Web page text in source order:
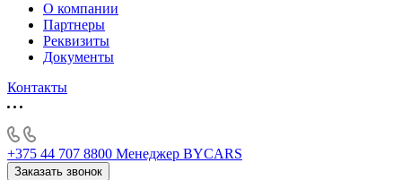
О компании
Партнеры
Реквизиты
Документы
Контакты
+375 44 707 8800 Менеджер BYCARS
Заказать звонок